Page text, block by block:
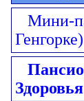
Мини-
Генгорке)